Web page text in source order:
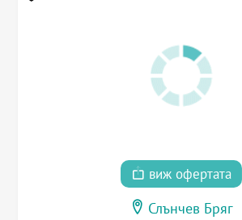
виж офертата
Слънчев Бряг